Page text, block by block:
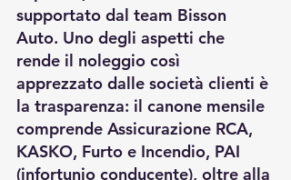
supportato dal team Bisson
Auto. Uno degli aspetti che
rende il noleggio così
apprezzato dalle società clienti è
la trasparenza: il canone mensile
comprende Assicurazione RCA,
KASKO, Furto e Incendio, PAI
(infortunio conducente), oltre alla